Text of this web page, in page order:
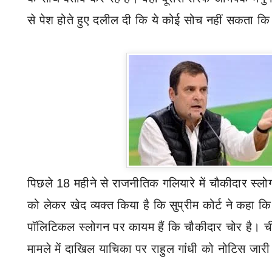
से पेश होते हुए दलील दी कि ये कोई सोच नहीं सकता कि
पिछले 18 महीने से राजनीतिक गलियारे में चौकीदार
को लेकर खेद व्यक्त किया है कि सुप्रीम कोर्ट ने कहा कि
पॉलिटिकल स्लोगन पर कायम हैं कि चौकीदार चोर है।
मामले में दाखिल याचिका पर राहुल गांधी को नोटिस